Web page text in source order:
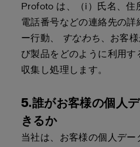
Profoto は、（i）氏名、住
電話番号などの連絡先の
ー行動、
すなわち 、お客
び製品をどのように利用す
収集し処理します。
5.誰がお客様の個人
きるか
当社は、お客様の個人デー